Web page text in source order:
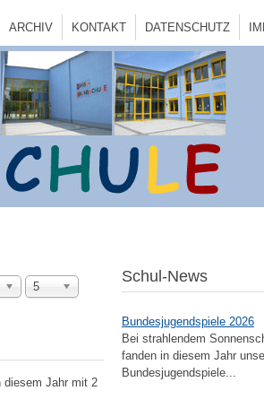
DATENSCHUTZ
KONTAKT
ARCHIV
5
diesem Jahr mit 2
Schul-News
Bundesjugendspiele 2026
Bei strahlendem
fanden in diesem Jahr
Bundesjugendspiele...